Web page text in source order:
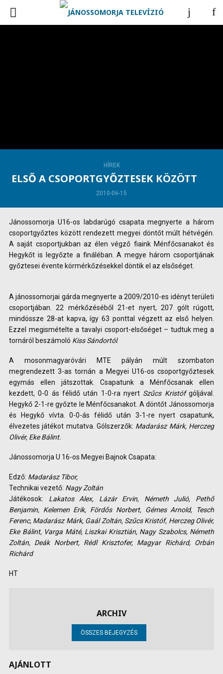
HÍREK
ELSŐ A CSOPORTGYŐZTESEK KÖZÖTT
2010-06-15
Jánossomorja U16-os labdarúgó csapata megnyerte a három
csoportgyőztes között rendezett megyei döntőt múlt hétvégén.
A saját csoportjukban az élen végző fiaink Ménfőcsanakot és
Hegykőt is legyőzte a fináléban. A megye három csoportjának
győztesei évente körmérkőzésekkel döntik el az elsőséget.
A jánossomorjai gárda megnyerte a 2009/2010-es idényt területi
csoportjában. 22 mérkőzéséből 21-et nyert, 207 gólt rúgott,
mindössze 28-at kapva, így 63 ponttal végzett az első helyen.
Ezzel megismételte a tavalyi csoport-elsőséget – tudtuk meg a
tornáról beszámoló Kiss Sándortól.
A mosonmagyaróvári MTE pályán múlt szombaton
megrendezett 3-as tornán a Megyei U16-os csoportgyőztesek
egymás ellen játszottak. Csapatunk a Ménfőcsanak ellen
kezdett, 0-0 ás félidő után 1-0-ra nyert Szűcs Kristófgóljával.
Hegykő 2-1-re győzte le Ménfőcsanakot. A döntőt Jánossomorja
és Hegykő vívta. 0-0-ás félidő után 3-1-re nyert csapatunk,
élvezetes játékot mutatva. Gólszerzők: Madarász Márk, Herczeg
Olivér, Eke Bálint.
Jánossomorja U 16-os Megyei Bajnok Csapata:
Edző: Madarász Tibor,
Technikai vezető: Nagy Zoltán
Játékosok: Lakatos Alex, Lázár Ervin, Németh Julió, Pethő
Benjamin, Kelemen Erik, Fördős Norbert, Gémes Arnold, Tesch
Ferenc, Madarász Márk, Gaál Zoltán, Szűcs Kristóf, Herczeg Olivér,
Eke Bálint, Varga Máté, Liszkai Krisztián, Nagy Szabolcs, Németh
Zoltán, Deák Norbert, Rédl Krisztofer, Magyar Richárd, Orbán
Richárd
HT
ARCHIV
ÖSSZES BEJEGYZÉS
AJÁNLOTT